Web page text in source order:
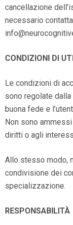
cancellazione
necessario
CONDIZIONI DI
Le condizioni di
sono regolate
buona fede e
Non sono
diritti o agli
Allo stesso modo,
condivisione dei
specializzazione.
RESPONSABILITÀ